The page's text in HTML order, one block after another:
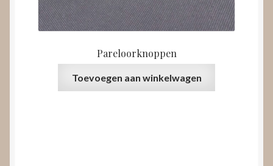
Pareloorknoppen
Toevoegen aan winkelwagen